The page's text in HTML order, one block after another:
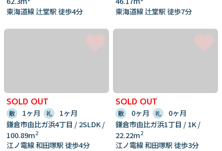
東海道線 辻堂駅 徒歩4分 東海道線 辻堂駅 徒歩7分
SOLD OUT
敷 1ヶ月 礼
1ヶ月
鎌倉市由比ガ浜4丁目 / 2SLDK /
100.89m2
江ノ電線 和田塚駅 徒歩4分
SOLD OUT
敷 0ヶ月 礼
0ヶ月
鎌倉市由比ガ浜1丁目 / 1K /
22.22m2
江ノ電線 和田塚駅 徒歩3分